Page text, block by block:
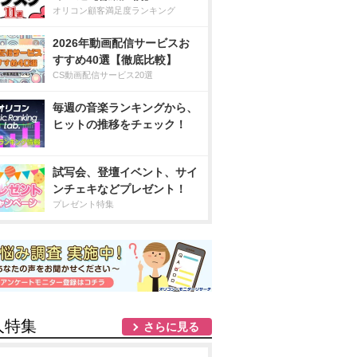
オリコン顧客満足度ランキング
2026年動画配信サービスお
すすめ40選【徹底比較】
CS動画配信サービス20選
毎週の音楽ランキングから、
ヒットの推移をチェック！
試写会、登壇イベント、サイ
ンチェキなどプレゼント！
プレゼント特集
特集 さらに見る